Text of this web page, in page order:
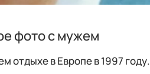
фото с мужем
отдыхе в Европе в 1997 году.